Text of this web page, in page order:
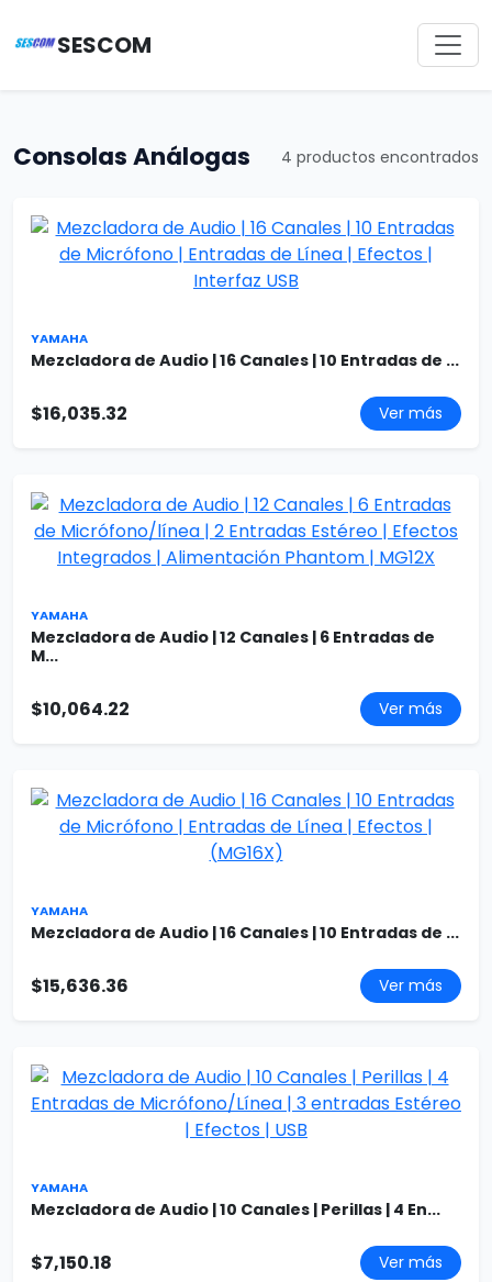
SESCOM
Consolas Análogas 4 productos encontrados
YAMAHA
Mezcladora de Audio | 16 Canales | 10 Entradas de ...
$16,035.32 Ver más
YAMAHA
Mezcladora de Audio | 12 Canales | 6 Entradas de
M...
$10,064.22 Ver más
YAMAHA
Mezcladora de Audio | 16 Canales | 10 Entradas de ...
$15,636.36 Ver más
YAMAHA
Mezcladora de Audio | 10 Canales | Perillas | 4 En...
$7,150.18 Ver más